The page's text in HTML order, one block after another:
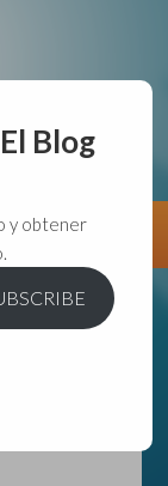
Blog
y obtener